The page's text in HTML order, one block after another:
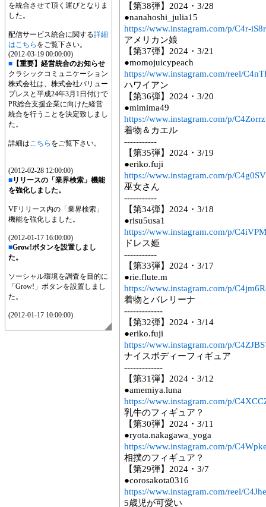
を統合させて頂く運びとなりま
した。
配信サービス統合に関する詳細
はこちら をご覧下さい。
(2012-03-19 00:00:00)
■ 【重要】経営統合のお知らせ
クラシックコミュニケーション
株式会社は、株式会社バリュー
プレスと平成24年3月1日付けで
PR総合支援企業に向けた経営
統合を行うことを決定致しまし
た。
詳細はこちら をご覧下さい。
(2012-02-28 12:00:00)
■リリースの「業界検索」機能
を強化しました。
VFリリース内の「業界検索」
機能を強化しました。
(2012-01-17 16:00:00)
■Grow!ボタンを設置しまし
た。
ソーシャル環境を調査を目的に
「Grow!」ボタンを設置しまし
た。
(2012-01-17 10:00:00)
【第38弾】2024・3/28
●nanahoshi_julia15
https://www.instagram.com/p/C4r-
アメリカン娘
【第37弾】2024・3/21
●momojuicypeach
https://www.instagram.com/reel/
ハワイアン
【第36弾】2024・3/20
●mimima49
https://www.instagram.com/p/
着物＆カエル
-----------
【第35弾】2024・3/19
●eriko.fuji
https://www.instagram.com/p/
巫女さん
-----------
【第34弾】2024・3/18
●risu5usa1
https://www.instagram.com/p/
ドレス姫
-----------
【第33弾】2024・3/17
●rie.flute.m
https://www.instagram.com/p/
着物とバレリーナ
-------------
【第32弾】2024・3/14
●eriko.fuji
https://www.instagram.com/p/
ナイスボディーフィギュア
-------------
【第31弾】2024・3/12
●amemiya.luna
https://www.instagram.com/p/
乳牛のフィギュア？
【第30弾】2024・3/11
●ryota.nakagawa_yoga
https://www.instagram.com/p/
相撲のフィギュア？
【第29弾】2024・3/7
●corosakota0316
https://www.instagram.com/reel/
5歳児が可愛い